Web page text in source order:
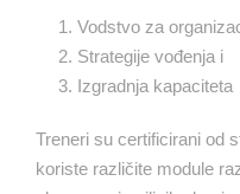
Vodstvo za
Strategije vođenja i
Izgradnja kapaciteta
Treneri su certificirani od
koriste različite module